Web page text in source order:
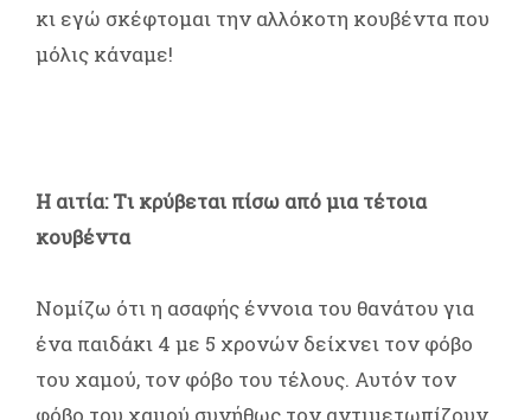
κι εγώ σκέφτομαι την αλλόκοτη κουβέντα που
μόλις κάναμε!
Η αιτία: Tι κρύβεται πίσω από μια τέτοια
κουβέντα
Νομίζω ότι η ασαφής έννοια του θανάτου για
ένα παιδάκι 4 με 5 χρονών δείχνει τον φόβο
του χαμού, τον φόβο του τέλους. Αυτόν τον
φόβο του χαμού συνήθως τον αντιμετωπίζουν